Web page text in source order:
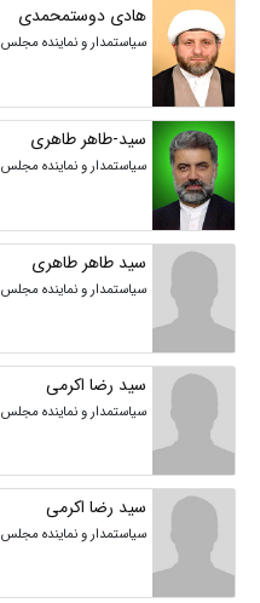
هادی دوستمحمدی
سیاستمدار و نماینده مجلس
سید-طاهر طاهری
سیاستمدار و نماینده مجلس
سید طاهر طاهری
سیاستمدار و نماینده مجلس
سید رضا اکرمی
سیاستمدار و نماینده مجلس
سید رضا اکرمی
سیاستمدار و نماینده مجلس